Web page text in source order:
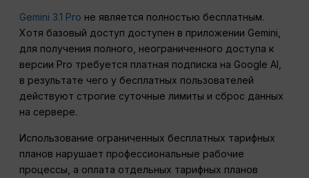
Gemini 3.1 Pro не является полностью бесплатным.
Хотя базовый доступ доступен в приложении Gemini,
для получения полного, неограниченного доступа к
версии Pro требуется платная подписка на Google AI,
в результате чего у бесплатных пользователей
действуют строгие суточные лимиты и сброс данных
на сервере.
Использование ограниченных бесплатных тарифных
планов нарушает профессиональные рабочие
процессы, а оплата отдельных тарифных планов